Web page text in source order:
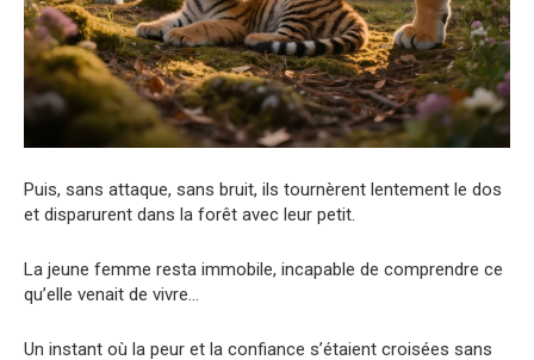
Puis, sans attaque, sans bruit, ils tournèrent lentement le dos
et disparurent dans la forêt avec leur petit.
La jeune femme resta immobile, incapable de comprendre ce
qu’elle venait de vivre…
Un instant où la peur et la confiance s’étaient croisées sans